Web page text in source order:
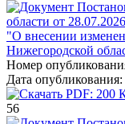
области от
"О внесении
Нижегородской
Номер
Дата опубликования:
PDF: 200
56